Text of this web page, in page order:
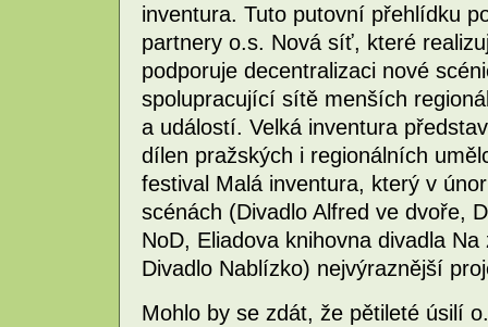
inventura. Tuto putovní přehlídku
partnery o.s. Nová síť, které
podporuje decentralizaci nové
spolupracující sítě menších
a událostí. Velká inventura
dílen pražských i regionálních
festival Malá inventura, který v
scénách (Divadlo Alfred ve dvoře,
NoD, Eliadova knihovna divadla
Divadlo Nablízko) nejvýraznější
Mohlo by se zdát, že pětileté úsilí